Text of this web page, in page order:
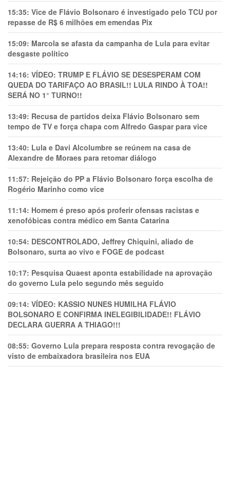
15:35: Vice de Flávio Bolsonaro é investigado pelo TCU por
repasse de R$ 6 milhões em emendas Pix
15:09: Marcola se afasta da campanha de Lula para evitar
desgaste político
14:16: VÍDEO: TRUMP E FLÁVIO SE DESESPERAM COM
QUEDA DO TARIFAÇO AO BRASIL!! LULA RINDO À TOA!!
SERÁ NO 1° TURNO!!
13:49: Recusa de partidos deixa Flávio Bolsonaro sem
tempo de TV e força chapa com Alfredo Gaspar para vice
13:40: Lula e Davi Alcolumbre se reúnem na casa de
Alexandre de Moraes para retomar diálogo
11:57: Rejeição do PP a Flávio Bolsonaro força escolha de
Rogério Marinho como vice
11:14: Homem é preso após proferir ofensas racistas e
xenofóbicas contra médico em Santa Catarina
10:54: DESCONTROLADO, Jeffrey Chiquini, aliado de
Bolsonaro, surta ao vivo e FOGE de podcast
10:17: Pesquisa Quaest aponta estabilidade na aprovação
do governo Lula pelo segundo mês seguido
09:14: VÍDEO: KASSIO NUNES HUMlLHA FLÁVIO
BOLSONARO E CONFIRMA INELEGIBILIDADE!! FLÁVIO
DECLARA GUERRA A THIAGO!!!
08:55: Governo Lula prepara resposta contra revogação de
visto de embaixadora brasileira nos EUA